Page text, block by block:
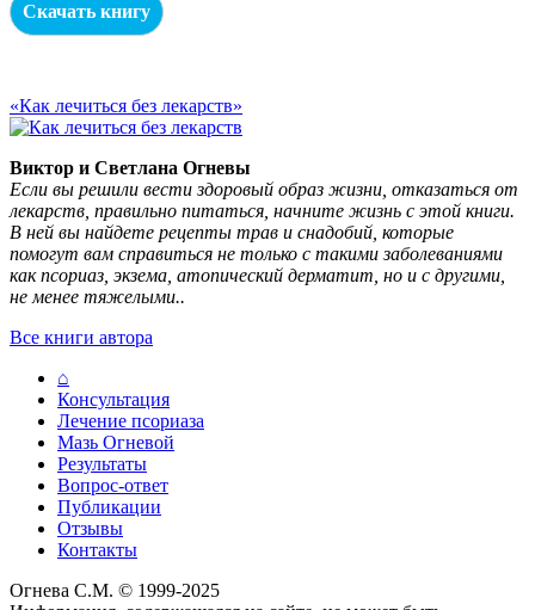
Скачать книгу
«Как лечиться без лекарств»
Виктор и Светлана Огневы
Если вы решили вести здоровый образ жизни, отказаться от
лекарств, правильно питаться, начните жизнь с этой книги.
В ней вы найдете рецепты трав и снадобий, которые
помогут вам справиться не только с такими заболеваниями
как псориаз, экзема, атопический дерматит, но и с другими,
не менее тяжелыми..
Все книги автора
⌂
Консультация
Лечение псориаза
Мазь Огневой
Результаты
Вопрос-ответ
Публикации
Отзывы
Контакты
Огнева С.М. © 1999-2025